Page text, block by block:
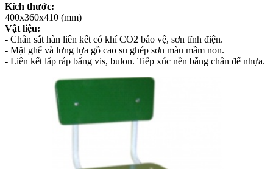
Kích thước:
400x360x410 (mm)
Vật liệu:
- Chân sắt hàn liên kết có khí CO2 bảo vệ, sơn tĩnh điện.
- Mặt ghế và lưng tựa gỗ cao su ghép sơn màu mầm non.
- Liên kết lắp ráp bằng vis, bulon. Tiếp xúc nền bằng chân đế nhựa.